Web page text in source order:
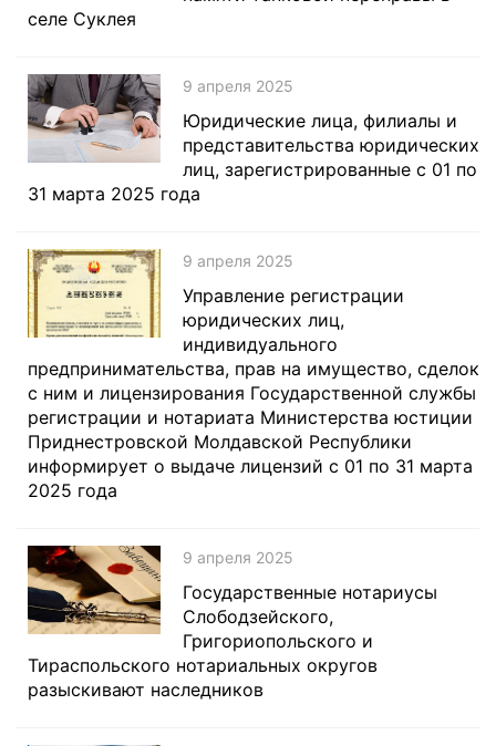
селе Суклея
9 апреля 2025
Юридические лица, филиалы и
представительства юридических
лиц, зарегистрированные с 01 по
31 марта 2025 года
9 апреля 2025
Управление регистрации
юридических лиц,
индивидуального
предпринимательства, прав на имущество, сделок
с ним и лицензирования Государственной службы
регистрации и нотариата Министерства юстиции
Приднестровской Молдавской Республики
информирует о выдаче лицензий с 01 по 31 марта
2025 года
9 апреля 2025
Государственные нотариусы
Слободзейского,
Григориопольского и
Тираспольского нотариальных округов
разыскивают наследников